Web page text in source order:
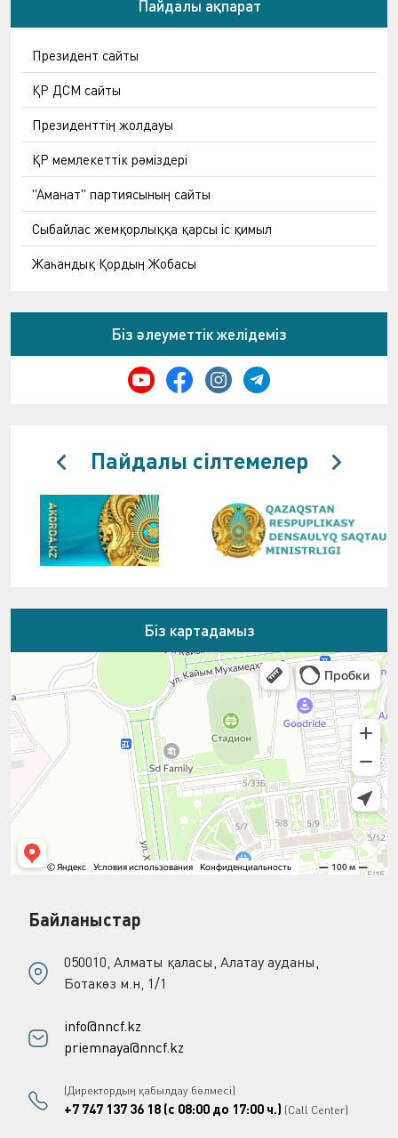
Пайдалы ақпарат
Президент сайты
ҚР ДСМ сайты
Президенттің жолдауы
ҚР мемлекеттік рәміздері
"Аманат" партиясының сайты
Сыбайлас жемқорлыққа қарсы іс қимыл
Жаһандық Қордың Жобасы
Біз әлеуметтік желідеміз
Пайдалы сілтемелер
Біз картадамыз
Байланыстар
050010, Алматы қаласы, Алатау ауданы,
Ботакөз м.н, 1/1
info@nncf.kz
priemnaya@nncf.kz
(Директордың қабылдау бөлмесі)
+7 747 137 36 18 (с 08:00 до 17:00 ч.) (Call Center)